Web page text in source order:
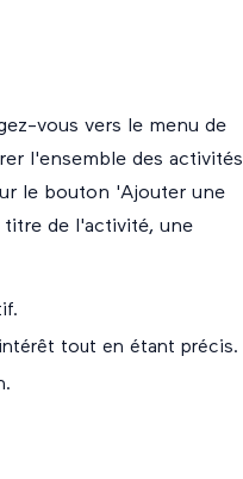
vous vers le menu de
l'ensemble des activités
le bouton 'Ajouter une
titre de l'activité, une
tout en étant précis.